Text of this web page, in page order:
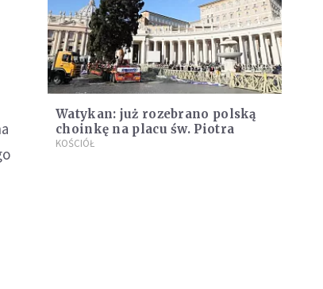
Watykan: już rozebrano polską
choinkę na placu św. Piotra
KOŚCIÓŁ